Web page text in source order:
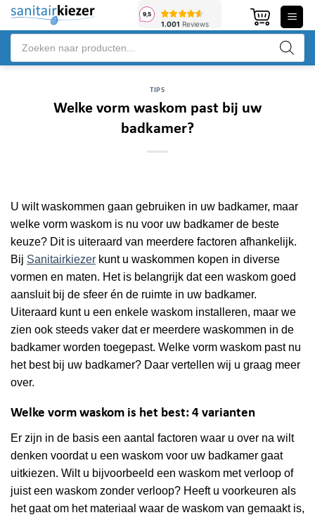
Ga
inhoud
Producten
zoeken
TIPS
Welke vorm waskom past bij uw
badkamer?
U wilt waskommen gaan gebruiken in uw badkamer, maar
welke vorm waskom is nu voor uw badkamer de beste
keuze? Dit is uiteraard van meerdere factoren afhankelijk.
Bij Sanitairkiezer kunt u waskommen kopen in diverse
vormen en maten. Het is belangrijk dat een waskom goed
aansluit bij de sfeer én de ruimte in uw badkamer.
Uiteraard kunt u een enkele waskom installeren, maar we
zien ook steeds vaker dat er meerdere waskommen in de
badkamer worden toegepast. Welke vorm waskom past nu
het best bij uw badkamer? Daar vertellen wij u graag meer
over.
Welke vorm waskom is het best: 4 varianten
Er zijn in de basis een aantal factoren waar u over na wilt
denken voordat u een waskom voor uw badkamer gaat
uitkiezen. Wilt u bijvoorbeeld een waskom met verloop of
juist een waskom zonder verloop? Heeft u voorkeuren als
het gaat om het materiaal waar de waskom van gemaakt is,